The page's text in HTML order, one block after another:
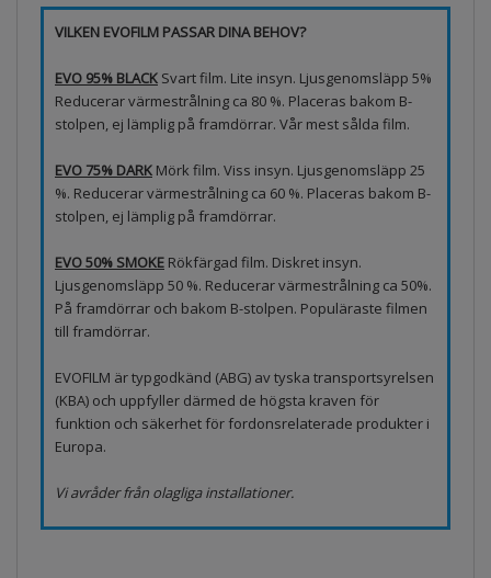
VILKEN EVOFILM PASSAR DINA BEHOV?
EVO 95% BLACK Svart film. Lite insyn. Ljusgenomsläpp 5%
Reducerar värmestrålning ca 80 %. Placeras bakom B-
stolpen, ej lämplig på framdörrar. Vår mest sålda film.
EVO 75% DARK Mörk film. Viss insyn. Ljusgenomsläpp 25
%. Reducerar värmestrålning ca 60 %. Placeras bakom B-
stolpen, ej lämplig på framdörrar.
EVO 50% SMOKE Rökfärgad film. Diskret insyn.
Ljusgenomsläpp 50 %. Reducerar värmestrålning ca 50%.
På framdörrar och bakom B-stolpen. Populäraste filmen
till framdörrar.
EVOFILM är typgodkänd (ABG) av tyska transportsyrelsen
(KBA) och uppfyller därmed de högsta kraven för
funktion och säkerhet för fordonsrelaterade produkter i
Europa.
Vi avråder från olagliga installationer.